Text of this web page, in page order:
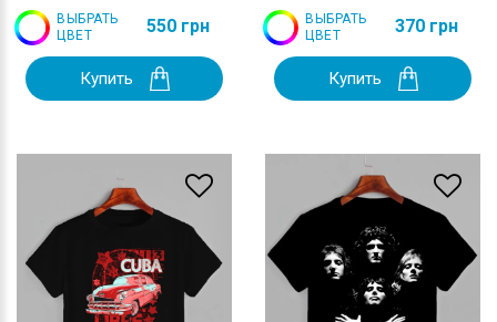
ВЫБРАТЬ
ЦВЕТ
550 грн
Купить
ВЫБРАТЬ
ЦВЕТ
370 грн
Купить